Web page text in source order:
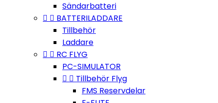
Sändarbatteri
  BATTERILADDARE
Tillbehör
Laddare
  RC FLYG
PC-SIMULATOR
  Tillbehör Flyg
FMS Reservdelar